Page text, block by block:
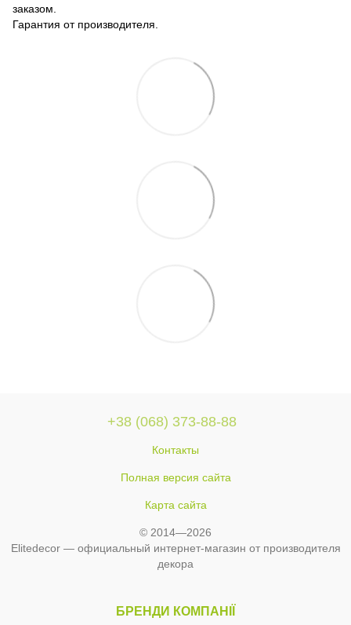
заказом.
Гарантия от производителя.
+38 (068) 373-88-88
Контакты
Полная версия сайта
Карта сайта
© 2014—2026
Elitedecor — официальный интернет-магазин от производителя
декора
БРЕНДИ КОМПАНІЇ